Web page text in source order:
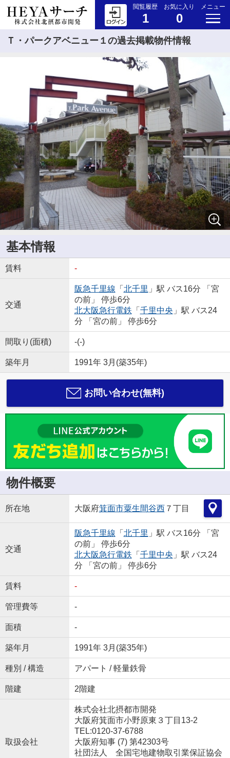
閲覧履歴
1
お気に入り
0
メニュー
Ｔ・パークアベニュー１の過去掲載物件情報
基本情報
賃料 -
交通
阪急千里線 「 北千里 」駅 バス16分 「宮
の前」 停歩6分
北大阪急行電鉄 「 千里中央 」駅 バス24
分 「宮の前」 停歩6分
間取り(面積) -(-)
築年月 1991年 3月(築35年)
お問い合わせ(無料)
物件概要
所在地 大阪府箕面市粟生間谷西７丁目
交通
阪急千里線 「 北千里 」駅 バス16分 「宮
の前」 停歩6分
北大阪急行電鉄 「 千里中央 」駅 バス24
分 「宮の前」 停歩6分
賃料 -
管理費等 -
面積 -
築年月 1991年 3月(築35年)
種別 / 構造 アパート / 軽量鉄骨
階建 2階建
取扱会社
株式会社北摂都市開発
大阪府箕面市小野原東３丁目13-2
TEL:0120-37-6788
大阪府知事 (7) 第42303号
社団法人 全国宅地建物取引業保証協会